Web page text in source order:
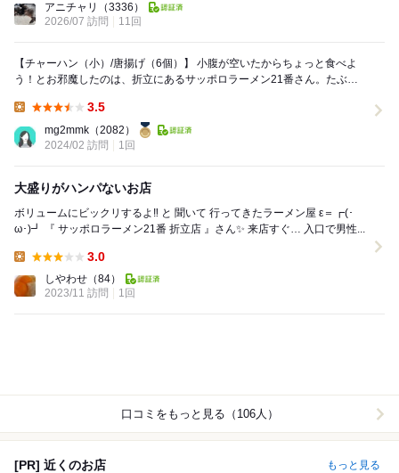
アニチャリ
（3336）
2026/07 訪問
11回
【チャーハン（小）/唐揚げ（6個）】 小腹が空いたからちょっと食べよ
う！とお邪魔したのは、折立にあるサッポロラーメン21番さん。たぶ
3.5
mg2mmk （2082）
2024/02 訪問
1回
大盛りがハンパないお店
ボリュームにビックリするよ‼️ と 聞いて 行ってきたラーメン屋 ε＝┏(･
ω･)┛ 『 サッポロラーメン21番 折立店 』さん✨ 来店すぐ… 入口で男性...
3.0
しやわせ （84）
2023/11 訪問
1回
口コミをもっと見る（106人）
[PR] 近くのお店 もっと見る